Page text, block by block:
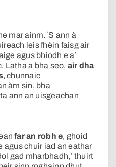
mar ainm. ʼS ann à
leis fhèin faisg air
agus bhiodh e a’
Latha a bha seo, air dha
, chunnaic
àm sin, bha
ann an uisgeachan
far an robh e, ghoid
agus chuir iad an eathar
gad mharbhadh,’ thuirt